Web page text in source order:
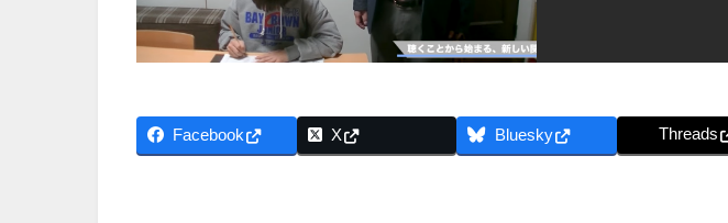
Facebook X Bluesky Threads